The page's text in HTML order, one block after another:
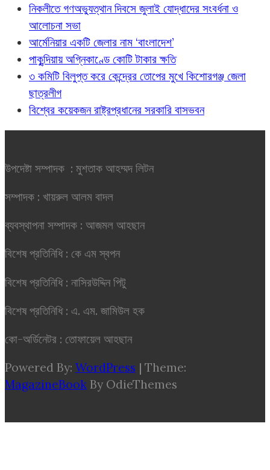
নিকলীতে গণঅভ্যুত্থান দিবসে জুলাই যোদ্ধাদের সংবর্ধনা ও
আলোচনা সভা
আর্মেনিয়ার একটি জেলার নাম ‘বাংলাদেশ’
পাকুন্দিয়ায় অগ্নিকাণ্ডে কোটি টাকার ক্ষতি
৩ কমিটি বিলুপ্ত করে কেন্দ্রের তোপের মুখে কিশোরগঞ্জ জেলা
ছাত্রলীগ
বিশ্বের কয়েকজন রাষ্ট্রপ্রধানের সরকারি বাসভবন
উপদেষ্টা সম্পাদক : মুশতাক আহম্মদ লিটন
সম্পাদক : খায়রুল আলম বাদল
ব্যবস্থাপনা সম্পাদক : আজমল আহছান
বিশেষ প্রতিনিধি : কে এম স্বপন
বিশেষ প্রতিনিধি : নাসিরউদ্দিন পিটু
বিশেষ প্রতিনিধি : এ. এম. জামিউল হক
কো-অর্ডিনেটর : তোফায়েল আহছান
Powered By: WordPress | Theme:
MagazineBook By OdieThemes